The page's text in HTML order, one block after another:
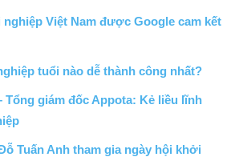
Việt Nam được Google cam kết
tuổi nào dễ thành công nhất?
Tổng giám đốc Appota: Kẻ liều lĩnh
Tuấn Anh tham gia ngày hội khởi